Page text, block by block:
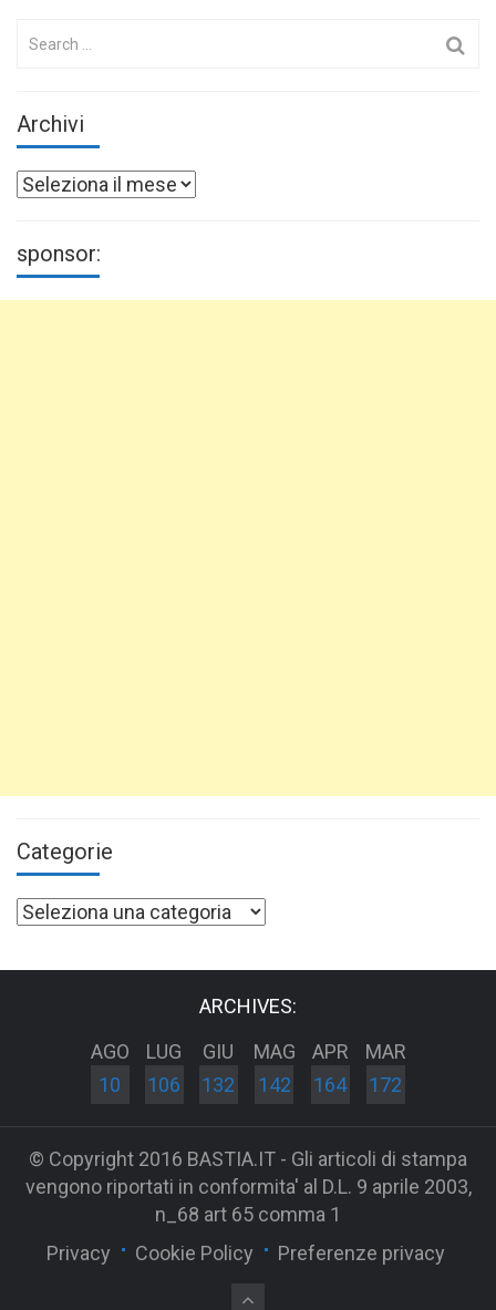
Archivi
Archivi
sponsor:
Categorie
Categorie
ARCHIVES:
AGO
10
LUG
106
GIU
132
MAG
142
APR
164
MAR
172
© Copyright 2016 BASTIA.IT - Gli articoli di stampa
vengono riportati in conformita' al D.L. 9 aprile 2003,
n_68 art 65 comma 1
Privacy
Cookie Policy Preferenze privacy